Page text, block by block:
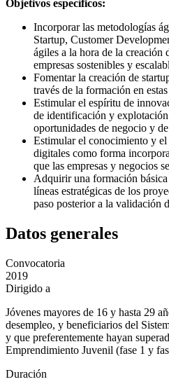
Objetivos específicos:
Incorporar las metodologías
Startup, Customer
ágiles a la hora de la creación
empresas sostenibles y
Fomentar la creación de
través de la formación en
Estimular el espíritu de
de identificación y explotación
oportunidades de negocio y
Estimular el conocimiento y el
digitales como forma
que las empresas y negocios
Adquirir una formación
líneas estratégicas de los
paso posterior a la validación
Datos generales
Convocatoria
2019
Dirigido a
Jóvenes mayores de 16 y hasta 29
desempleo, y beneficiarios del
y que preferentemente hayan
Emprendimiento Juvenil (fase 1 y
Duración